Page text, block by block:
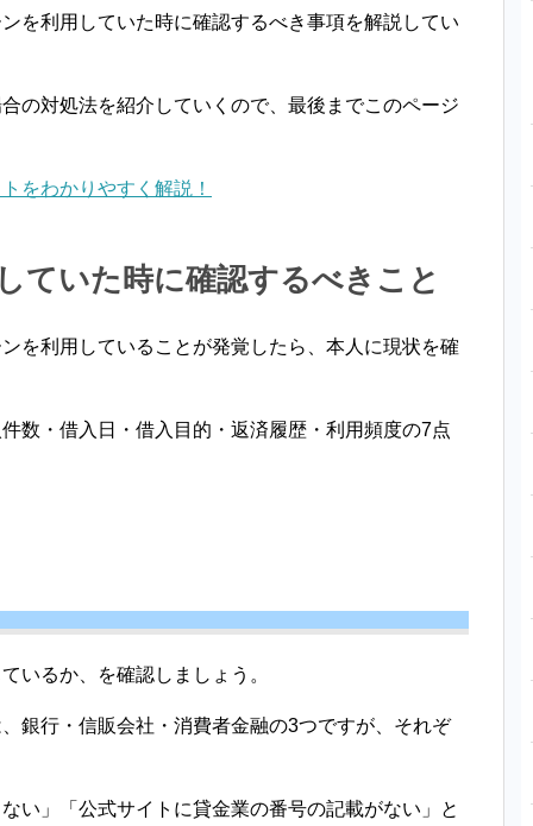
を利用していた時に確認するべき事項を解説してい
の対処法を紹介していくので、最後までこのページ
をわかりやすく解説！
ていた時に確認するべきこと
を利用していることが発覚したら、本人に現状を確
数・借入日・借入目的・返済履歴・利用頻度の7点
いるか、を確認しましょう。
銀行・信販会社・消費者金融の3つですが、それぞ
い」「公式サイトに貸金業の番号の記載がない」と